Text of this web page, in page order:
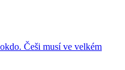
Češi musí ve velkém